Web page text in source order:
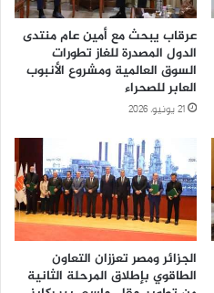
عرقاب يبحث مع أمين عام منتدى
الدول المصدرة للغاز تطورات
السوق العالمية ومشروع الأنبوب
العابر للصحراء
21 يونيو، 2026
الجزائر ومصر تعززان التعاون
الطاقوي بإطلاق المرحلة الثانية